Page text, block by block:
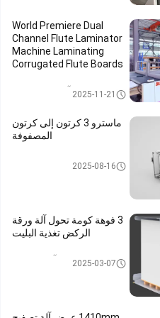
World Premiere Dual
Channel Flute Laminator
Machine Laminating
Corrugated Flute Boards
2025-11-21
ماسترو 3 كرتون إلى كرتون
المصفوفة
2025-08-16
3 فوهة كومة تحول آلة ورقة
الركض تغذية البليت
2025-03-07